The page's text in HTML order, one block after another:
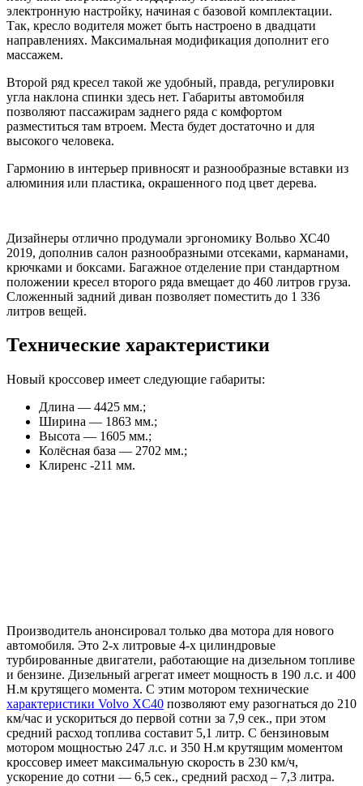
электронную настройку, начиная с базовой комплектации.
Так, кресло водителя может быть настроено в двадцати
направлениях. Максимальная модификация дополнит его
массажем.
Второй ряд кресел такой же удобный, правда, регулировки
угла наклона спинки здесь нет. Габариты автомобиля
позволяют пассажирам заднего ряда с комфортом
разместиться там втроем. Места будет достаточно и для
высокого человека.
Гармонию в интерьер привносят и разнообразные вставки из
алюминия или пластика, окрашенного под цвет дерева.
Дизайнеры отлично продумали эргономику Вольво ХС40
2019, дополнив салон разнообразными отсеками, карманами,
крючками и боксами. Багажное отделение при стандартном
положении кресел второго ряда вмещает до 460 литров груза.
Сложенный задний диван позволяет поместить до 1 336
литров вещей.
Технические характеристики
Новый кроссовер имеет следующие габариты:
Длина — 4425 мм.;
Ширина — 1863 мм.;
Высота — 1605 мм.;
Колёсная база — 2702 мм.;
Клиренс -211 мм.
Производитель анонсировал только два мотора для нового
автомобиля. Это 2-х литровые 4-х цилиндровые
турбированные двигатели, работающие на дизельном топливе
и бензине. Дизельный агрегат имеет мощность в 190 л.с. и 400
Н.м крутящего момента. С этим мотором технические
характеристики Volvo XC40 позволяют ему разогнаться до 210
км/час и ускориться до первой сотни за 7,9 сек., при этом
средний расход топлива составит 5,1 литр. С бензиновым
мотором мощностью 247 л.с. и 350 Н.м крутящим моментом
кроссовер имеет максимальную скорость в 230 км/ч,
ускорение до сотни — 6,5 сек., средний расход – 7,3 литра.